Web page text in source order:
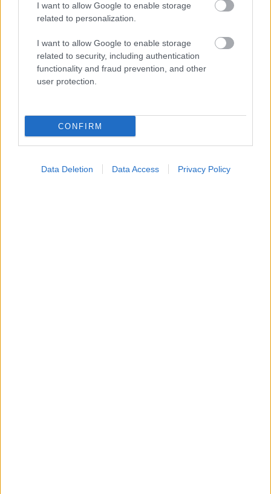
I want to allow Google to enable storage
related to personalization.
I want to allow Google to enable storage
related to security, including authentication
functionality and fraud prevention, and other
user protection.
CONFIRM
Data Deletion Data Access Privacy Policy